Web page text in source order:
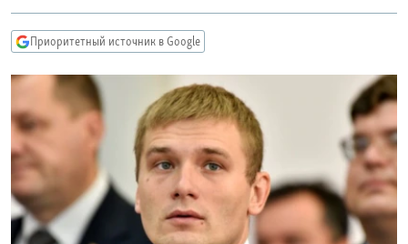
главной
навигации
Вернутся
поиску
IDEL.РЕАЛИИ
КАВКАЗ.РЕАЛИИ
СЕВЕР.РЕАЛИИ
СИБИРЬ.РЕАЛИИ
РАСПИСАНИЕ ВЕЩАНИЯ
ПОДПИШИТЕСЬ НА РАССЫЛКУ
Приоритетный источник в Google